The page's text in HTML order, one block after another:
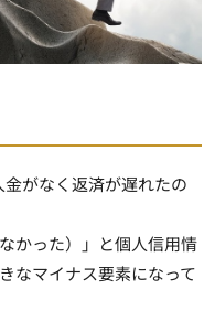
がなく返済が遅れたの
かった）」と個人信用情
なマイナス要素になって